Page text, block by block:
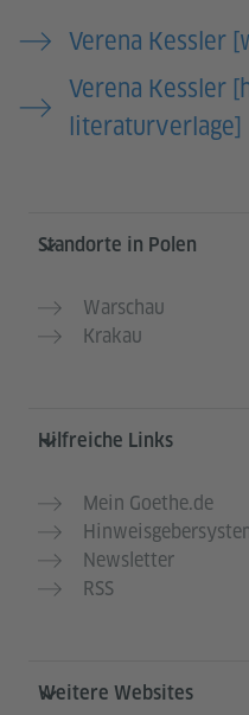
Verena Kessler
Verena Kessler
literaturverlage]
Service- und
Standorte in Polen
Warschau
Krakau
Hilfreiche Links
Mein Goethe.de
Newsletter
RSS
Weitere Websites